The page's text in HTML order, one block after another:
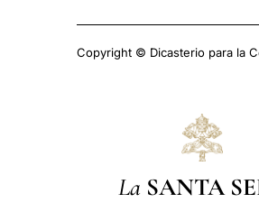
Copyright © Dicasterio para la
La SANTA